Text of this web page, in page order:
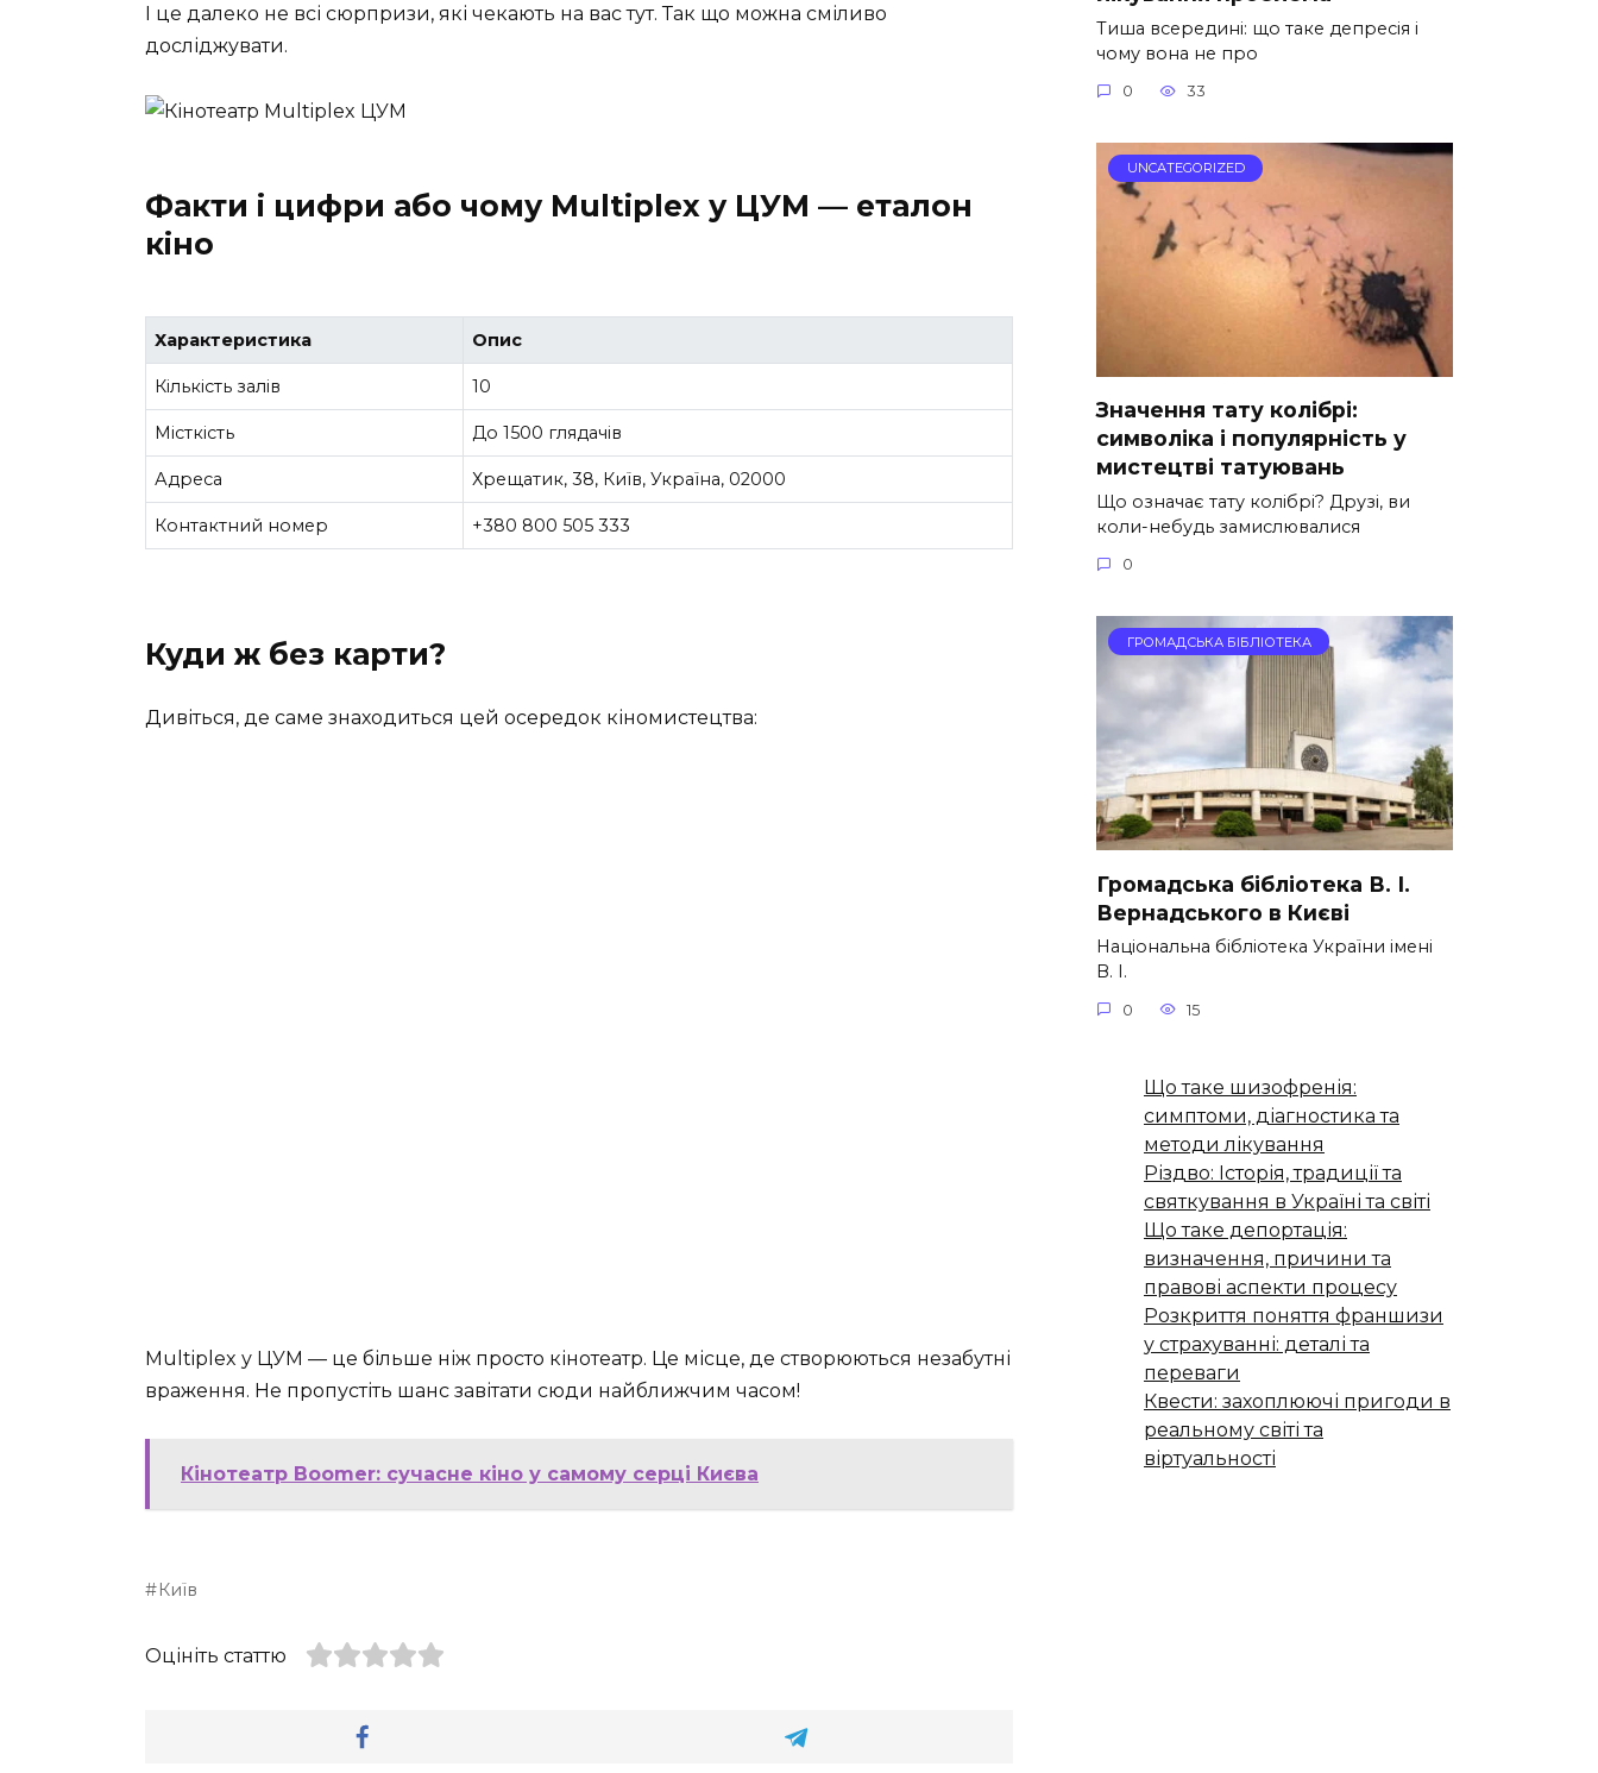
І це далеко не всі сюрпризи, які чекають на вас тут. Так що можна сміливо
досліджувати.
Факти і цифри або чому Multiplex у ЦУМ — еталон
кіно
Характеристика Опис
Кількість залів 10
Місткість До 1500 глядачів
Адреса Хрещатик, 38, Київ, Україна, 02000
Контактний номер +380 800 505 333
Куди ж без карти?
Дивіться, де саме знаходиться цей осередок кіномистецтва:
Multiplex у ЦУМ — це більше ніж просто кінотеатр. Це місце, де створюються незабутні
враження. Не пропустіть шанс завітати сюди найближчим часом!
Кінотеатр Boomer: сучасне кіно у самому серці Києва
Київ
Оцініть статтю
Тиша всередині: що таке депресія і
чому вона не про
0 33
UNCATEGORIZED
Значення тату колібрі:
символіка і популярність у
мистецтві татуювань
Що означає тату колібрі? Друзі, ви
коли-небудь замислювалися
0
ГРОМАДСЬКА БІБЛІОТЕКА
Громадська бібліотека В. І.
Вернадського в Києві
Національна бібліотека України імені
В. І.
0 15
Що таке шизофренія:
симптоми, діагностика та
методи лікування
Різдво: Історія, традиції та
святкування в Україні та світі
Що таке депортація:
визначення, причини та
правові аспекти процесу
Розкриття поняття франшизи
у страхуванні: деталі та
переваги
Квести: захоплюючі пригоди в
реальному світі та
віртуальності